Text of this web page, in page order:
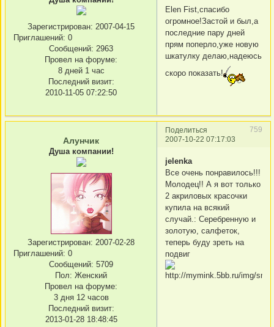
Зарегистрирован: 2007-04-15
Приглашений: 0
Сообщений: 2963
Провел на форуме:
8 дней 1 час
Последний визит:
2010-11-05 07:22:50
Elen Fist,спасибо
огромное!Застой и был,а
последние пару дней
прям поперло,уже новую
шкатулку делаю,надеюсь
скоро показать!
Поделиться
759
2007-10-22 07:17:03
Алунчик
Душа компании!
Зарегистрирован: 2007-02-28
Приглашений: 0
Сообщений: 5709
Пол: Женский
Провел на форуме:
3 дня 12 часов
Последний визит:
2013-01-28 18:48:45
jelenka
Все очень понравилось!!!
Молодец!! А я вот только
2 акриловых красочки
купила на всякий
случай.: Серебренную и
золотую, салфеток,
теперь буду зреть на
подвиг